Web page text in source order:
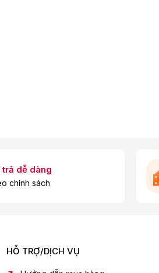
dễ dàng
chính sách
HỖ TRỢ/DỊCH VỤ